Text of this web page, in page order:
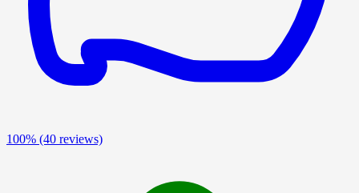
100% (40 reviews)